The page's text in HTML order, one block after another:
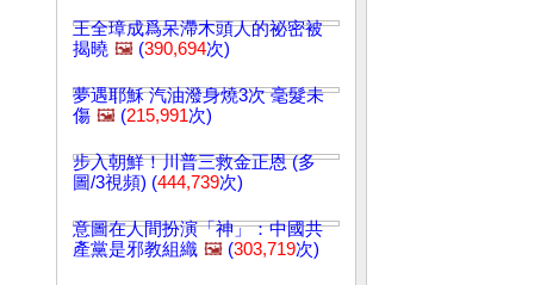
王全璋成爲呆滯木頭人的祕密被
揭曉 🖼️ (390,694次)
夢遇耶穌 汽油潑身燒3次 毫髮未
傷 🖼️ (215,991次)
步入朝鮮！川普三救金正恩 (多
圖/3視頻) (444,739次)
意圖在人間扮演「神」：中國共
產黨是邪教組織 🖼️ (303,719次)